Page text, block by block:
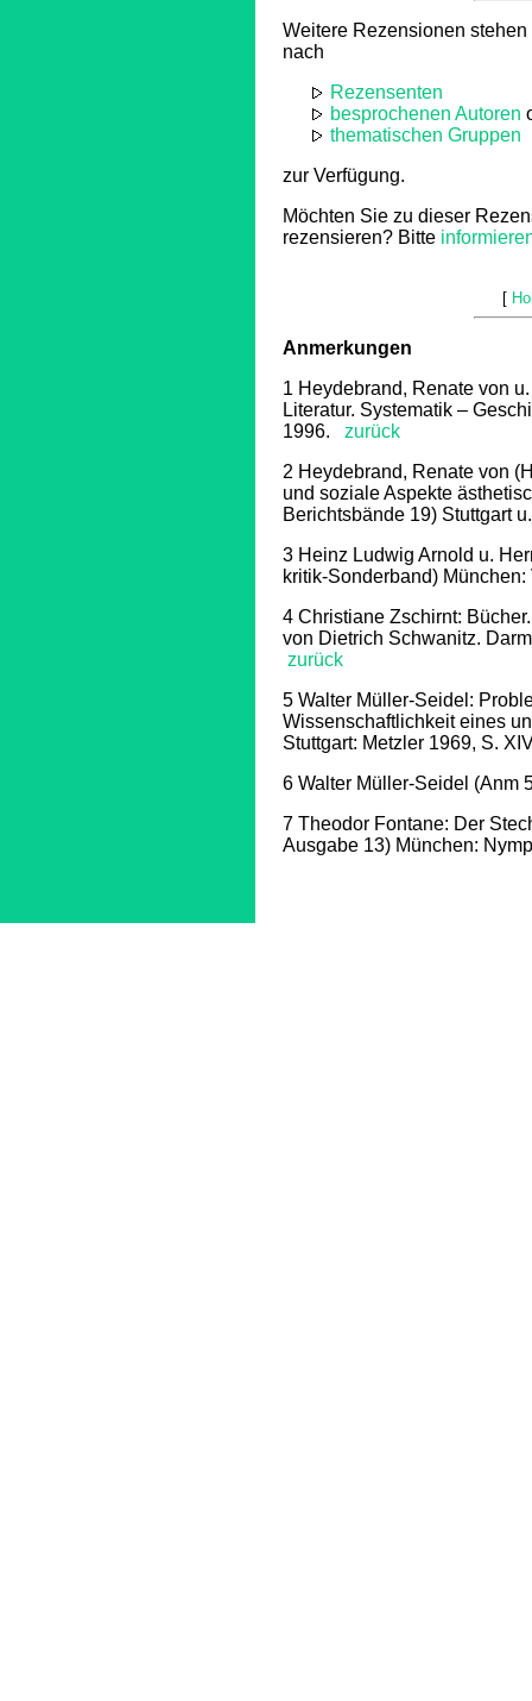
Weitere Rezensionen
nach
Rezensenten
besprochenen Autoren
thematischen Gruppen
zur Verfügung.
Möchten Sie zu dieser
rezensieren? Bitte
[
Anmerkungen
1 Heydebrand, Renate von
Literatur. Systematik –
1996. zurück
2 Heydebrand, Renate von
und soziale Aspekte
Berichtsbände 19) Stuttgart
3 Heinz Ludwig Arnold u.
kritik-Sonderband)
4 Christiane Zschirnt:
von Dietrich Schwanitz.
zurück
5 Walter Müller-Seidel:
Wissenschaftlichkeit eines
Stuttgart: Metzler 1969, S.
6 Walter Müller-Seidel
7 Theodor Fontane: Der
Ausgabe 13) München: